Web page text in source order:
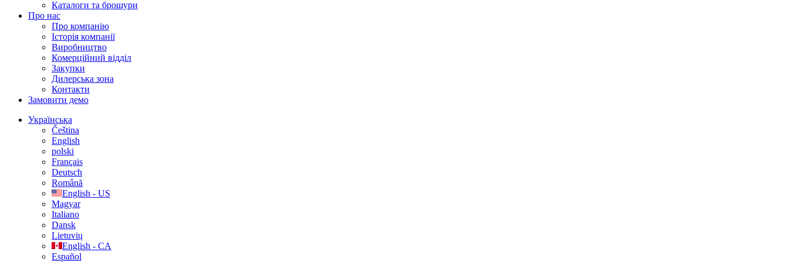
Каталоги та брошури
Про нас
Про компанію
Історія компанії
Виробництво
Комерційний відділ
Закупки
Дилерська зона
Контакти
Замовити демо
Українська
Čeština
English
polski
Français
Deutsch
Română
English - US
Magyar
Italiano
Dansk
Lietuvių
English - CA
Español